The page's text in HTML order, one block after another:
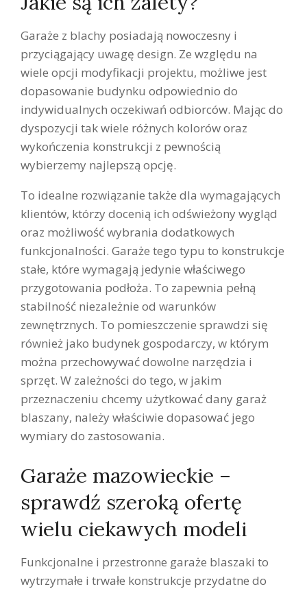
Garaże z blachy posiadają nowoczesny i
przyciągający uwagę design. Ze względu na
wiele opcji modyfikacji projektu, możliwe jest
dopasowanie budynku odpowiednio do
indywidualnych oczekiwań odbiorców. Mając do
dyspozycji tak wiele różnych kolorów oraz
wykończenia konstrukcji z pewnością
wybierzemy najlepszą opcję.
To idealne rozwiązanie także dla wymagających
klientów, którzy docenią ich odświeżony wygląd
oraz możliwość wybrania dodatkowych
funkcjonalności. Garaże tego typu to konstrukcje
stałe, które wymagają jedynie właściwego
przygotowania podłoża. To zapewnia pełną
stabilność niezależnie od warunków
zewnętrznych. To pomieszczenie sprawdzi się
również jako budynek gospodarczy, w którym
można przechowywać dowolne narzędzia i
sprzęt. W zależności do tego, w jakim
przeznaczeniu chcemy użytkować dany garaż
blaszany, należy właściwie dopasować jego
wymiary do zastosowania.
Garaże mazowieckie –
sprawdź szeroką ofertę
wielu ciekawych modeli
Funkcjonalne i przestronne garaże blaszaki to
wytrzymałe i trwałe konstrukcje przydatne do